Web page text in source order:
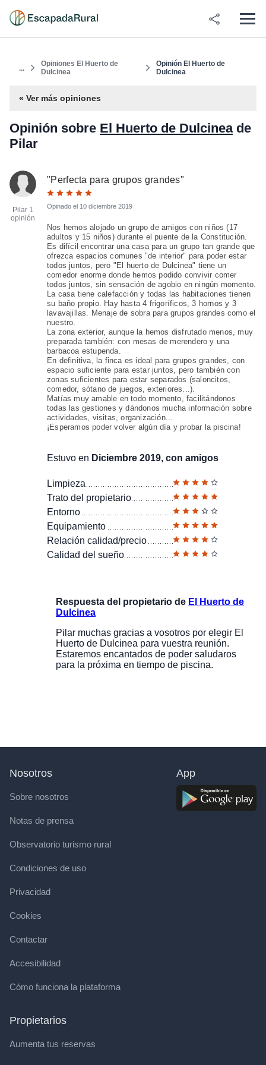
...
Opiniones El Huerto de
Dulcinea
Opinión El Huerto de
Dulcinea
« Ver más opiniones
Opinión sobre El Huerto de Dulcineade
Pilar
Pilar 1
opinión
"Perfecta para grupos grandes"
Opinado el 10 diciembre 2019
Nos hemos alojado un grupo de amigos con niños (17
adultos y 15 niños) durante el puente de la Constitución.
Es difícil encontrar una casa para un grupo tan grande que
ofrezca espacios comunes "de interior" para poder estar
todos juntos, pero "El huerto de Dulcinea" tiene un
comedor enorme donde hemos podido convivir comer
todos juntos, sin sensación de agobio en ningún momento.
La casa tiene calefacción y todas las habitaciones tienen
su baño propio. Hay hasta 4 frigoríficos, 3 hornos y 3
lavavajillas. Menaje de sobra para grupos grandes como el
nuestro.
La zona exterior, aunque la hemos disfrutado menos, muy
preparada también: con mesas de merendero y una
barbacoa estupenda.
En definitiva, la finca es ideal para grupos grandes, con
espacio suficiente para estar juntos, pero también con
zonas suficientes para estar separados (saloncitos,
comedor, sótano de juegos, exteriores...).
Matías muy amable en todo momento, facilitándonos
todas las gestiones y dándonos mucha información sobre
actividades, visitas, organización...
¡Esperamos poder volver algún día y probar la piscina!
Estuvo en Diciembre 2019, con amigos
Limpieza
Trato del propietario
Entorno
Equipamiento
Relación calidad/precio
Calidad del sueño
Respuesta del propietario de El Huerto de
Dulcinea
Pilar muchas gracias a vosotros por elegir El
Huerto de Dulcinea para vuestra reunión.
Estaremos encantados de poder saludaros
para la próxima en tiempo de piscina.
Nosotros
Sobre nosotros
Notas de prensa
Observatorio turismo rural
Condiciones de uso
Privacidad
Cookies
Contactar
Accesibilidad
Cómo funciona la plataforma
Propietarios
Aumenta tus reservas
App